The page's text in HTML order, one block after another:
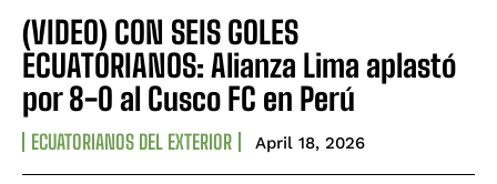
(VIDEO) CON SEIS GOLES
ECUATORIANOS: Alianza Lima aplastó
por 8-0 al Cusco FC en Perú
ECUATORIANOS DEL EXTERIOR April 18, 2026